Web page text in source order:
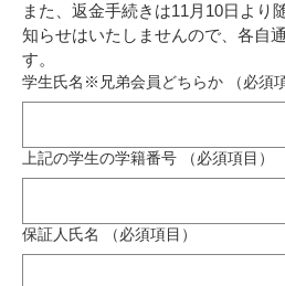
また、返金手続きは11月10日より
知らせはいたしませんので、各自
す。
学生氏名※兄弟会員どちらか （必須
上記の学生の学籍番号 （必須項目）
保証人氏名 （必須項目）